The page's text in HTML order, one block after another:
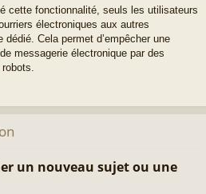
cette fonctionnalité, seuls les utilisateurs
électroniques aux autres
Cela permet d’empêcher une
messagerie électronique par des
un nouveau sujet ou une